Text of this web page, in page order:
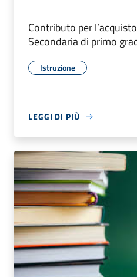
Contributo per
Secondaria di primo
Istruzione
LEGGI DI PIÙ